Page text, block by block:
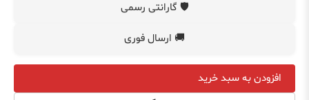
🛡️ گارانتی رسمی
🚚 ارسال فوری
افزودن به سبد خرید